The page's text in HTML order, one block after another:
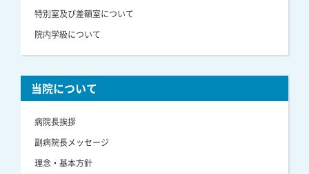
特別室及び差額室について
院内学級について
当院について
病院長挨拶
副病院長メッセージ
理念・基本方針